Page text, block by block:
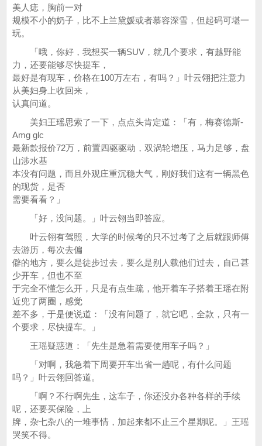
美人痣，胸前一对
规模不小的奶子，比不上兰黛媛或者慕容深雪，但起码可堪一
玩。
「哦，你好，我想买一辆SUV，就几个要求，有越野能
力，还要能够尽快提车，
最好是有现车，价格在100万左右，有吗？」叶云翎把注意力
从美妇身上收回来，
认真问道。
美妇王瑶思索了一下，点点头肯定道：「有，梅赛德斯-
Amg glc
最新款报价72万，前置四驱驱动，双涡轮增压，马力足够，盘
山涉水基
本没有问题，而且外观庄重沉稳大气，刚好我们这有一辆黑色
的现货，是否
需要看看？」
「好，没问题。」叶云翎当即答应。
叶云翎有驾照，大学的时候考的只不过考了之后就跟师傅
去游历，每次去偏
僻的地方，要么是徒步过去，要么是别人载他们过去，自己甚
少开车，但也不至
于完全不懂怎么开，只是有点生疏，他开着车子搭着王瑶在附
近兜了两圈，感觉
差不多，于是便说道：「没有问题了，就它吧，全款，只有一
个要求，尽快提车。」
王瑶疑惑道：「先生是急着需要使用车子吗？」
「对啊，我急着下周要开车出省一趟呢，有什么问题
吗？」叶云翎回答道。
「啊？不行啊先生，这车子，你还没办各种各样的手续
呢，还要买保险，上
牌，杂七杂八的一堆事情，加起来都不止三个星期呢。」王瑶
哭笑不得。